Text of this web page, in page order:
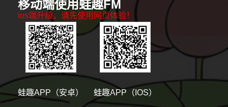
移动端使用蛙趣FM
ios端升级，请先使用网页体验！
蛙趣APP（安卓） 蛙趣APP（IOS）